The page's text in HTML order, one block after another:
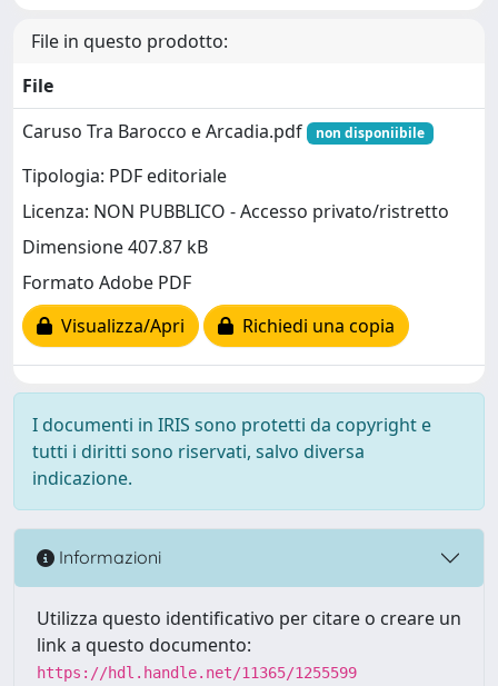
File in questo prodotto:
File
Caruso Tra Barocco e Arcadia.pdf
non disponiibile
Tipologia: PDF editoriale
Licenza: NON PUBBLICO - Accesso privato/ristretto
Dimensione 407.87 kB
Formato Adobe PDF
Visualizza/Apri
Richiedi una copia
I documenti in IRIS sono protetti da copyright e
tutti i diritti sono riservati, salvo diversa
indicazione.
Informazioni
Utilizza questo identificativo per citare o creare un
link a questo documento:
https://hdl.handle.net/11365/1255599